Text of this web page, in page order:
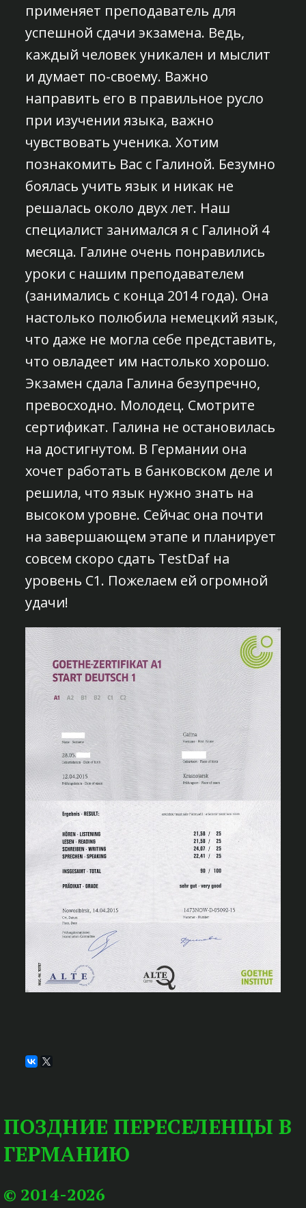
применяет преподаватель для
успешной сдачи экзамена. Ведь,
каждый человек уникален и мыслит
и думает по-своему. Важно
направить его в правильное русло
при изучении языка, важно
чувствовать ученика. Хотим
познакомить Вас с Галиной. Безумно
боялась учить язык и никак не
решалась около двух лет. Наш
специалист занимался я с Галиной 4
месяца. Галине очень понравились
уроки с нашим преподавателем
(занимались с конца 2014 года). Она
настолько полюбила немецкий язык,
что даже не могла себе представить,
что овладеет им настолько хорошо.
Экзамен сдала Галина безупречно,
превосходно. Молодец. Смотрите
сертификат. Галина не остановилась
на достигнутом. В Германии она
хочет работать в банковском деле и
решила, что язык нужно знать на
высоком уровне. Сейчас она почти
на завершающем этапе и планирует
совсем скоро сдать TestDaf на
уровень С1. Пожелаем ей огромной
удачи!
ПОЗДНИЕ ПЕРЕСЕЛЕНЦЫ В
ГЕРМАНИЮ
© 2014-2026